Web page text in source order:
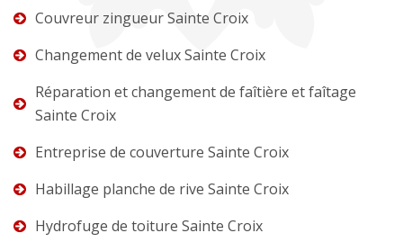
Couvreur zingueur Sainte Croix
Changement de velux Sainte Croix
Réparation et changement de faîtière et faîtage
Sainte Croix
Entreprise de couverture Sainte Croix
Habillage planche de rive Sainte Croix
Hydrofuge de toiture Sainte Croix